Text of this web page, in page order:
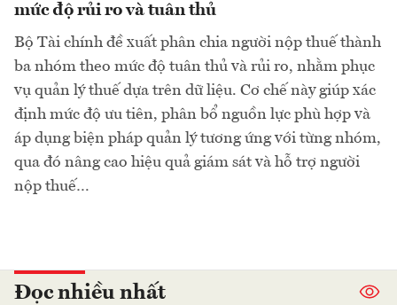
mức độ rủi ro và tuân thủ
Bộ Tài chính đề xuất phân chia người nộp thuế thành
ba nhóm theo mức độ tuân thủ và rủi ro, nhằm phục
vụ quản lý thuế dựa trên dữ liệu. Cơ chế này giúp xác
định mức độ ưu tiên, phân bổ nguồn lực phù hợp và
áp dụng biện pháp quản lý tương ứng với từng nhóm,
qua đó nâng cao hiệu quả giám sát và hỗ trợ người
nộp thuế…
Đọc nhiều nhất